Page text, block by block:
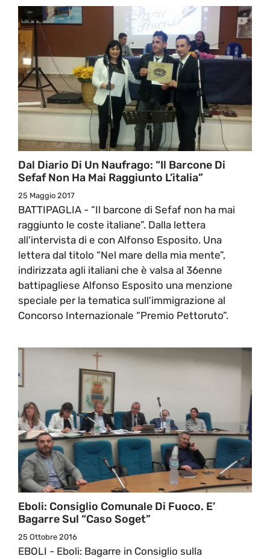
Dal Diario Di Un Naufrago: “Il Barcone Di
Sefaf Non Ha Mai Raggiunto L’italia”
25 Maggio 2017
BATTIPAGLIA - “Il barcone di Sefaf non ha mai
raggiunto le coste italiane”. Dalla lettera
all'intervista di e con Alfonso Esposito. Una
lettera dal titolo “Nel mare della mia mente”,
indirizzata agli italiani che è valsa al 36enne
battipagliese Alfonso Esposito una menzione
speciale per la tematica sull'immigrazione al
Concorso Internazionale “Premio Pettoruto”.
Eboli: Consiglio Comunale Di Fuoco. E’
Bagarre Sul “caso Soget”
25 Ottobre 2016
EBOLI - Eboli: Bagarre in Consiglio sulla